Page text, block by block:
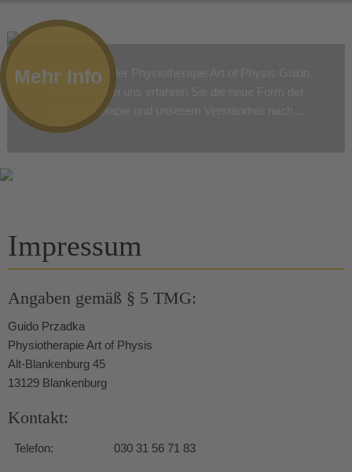
in der Welt der Physiotherapie Art of Physis Guido
Przadka. Bei uns erfahren Sie die neue Form der
Physiotherapie und unserem Verständnis nach...
Mehr Info
Impressum
Angaben gemäß § 5 TMG:
Guido Przadka
Physiotherapie Art of Physis
Alt-Blankenburg 45
13129 Blankenburg
Kontakt:
Telefon: 030 31 56 71 83